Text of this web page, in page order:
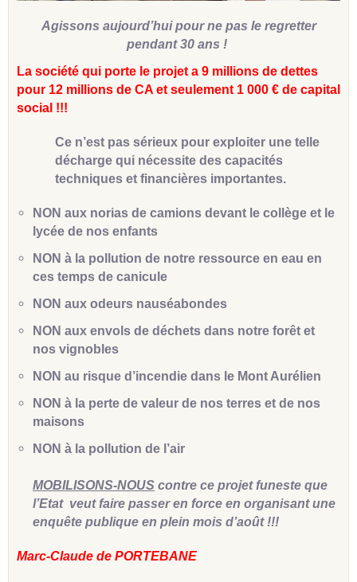
Agissons aujourd’hui pour ne pas le regretter
pendant 30 ans !
La société qui porte le projet a 9 millions de dettes
pour 12 millions de CA et seulement 1 000 € de capital
social !!!
Ce n’est pas sérieux pour exploiter une telle
décharge qui nécessite des capacités
techniques et financières importantes.
NON aux norias de camions devant le collège et le
lycée de nos enfants
NON à la pollution de notre ressource en eau en
ces temps de canicule
NON aux odeurs nauséabondes
NON aux envols de déchets dans notre forêt et
nos vignobles
NON au risque d’incendie dans le Mont Aurélien
NON à la perte de valeur de nos terres et de nos
maisons
NON à la pollution de l’air
MOBILISONS-NOUS contre ce projet funeste que
l’Etat veut faire passer en force en organisant une
enquête publique en plein mois d’août !!!
Marc-Claude de PORTEBANE